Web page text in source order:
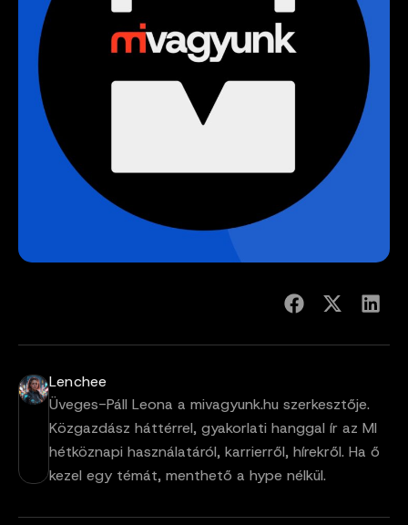
Lenchee
Üveges-Páll Leona a mivagyunk.hu szerkesztője.
Közgazdász háttérrel, gyakorlati hanggal ír az MI
hétköznapi használatáról, karrierről, hírekről. Ha ő
kezel egy témát, menthető a hype nélkül.